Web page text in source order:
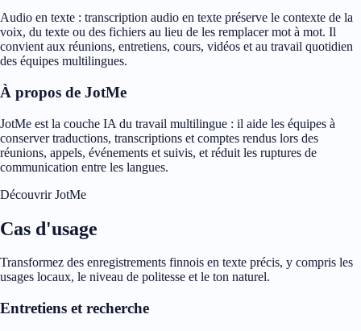
Audio en texte : transcription audio en texte préserve le contexte de la
voix, du texte ou des fichiers au lieu de les remplacer mot à mot. Il
convient aux réunions, entretiens, cours, vidéos et au travail quotidien
des équipes multilingues.
À propos de JotMe
JotMe est la couche IA du travail multilingue : il aide les équipes à
conserver traductions, transcriptions et comptes rendus lors des
réunions, appels, événements et suivis, et réduit les ruptures de
communication entre les langues.
Découvrir JotMe
Cas d'usage
Transformez des enregistrements finnois en texte précis, y compris les
usages locaux, le niveau de politesse et le ton naturel.
Entretiens et recherche